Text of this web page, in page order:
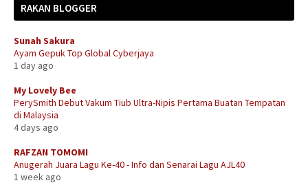
RAKAN BLOGGER
Sunah Sakura
Ayam Gepuk Top Global Cyberjaya
1 day ago
My Lovely Bee
PerySmith Debut Vakum Tiub Ultra-Nipis Pertama Buatan Tempatan
di Malaysia
4 days ago
RAFZAN TOMOMI
Anugerah Juara Lagu Ke-40 - Info dan Senarai Lagu AJL40
1 week ago